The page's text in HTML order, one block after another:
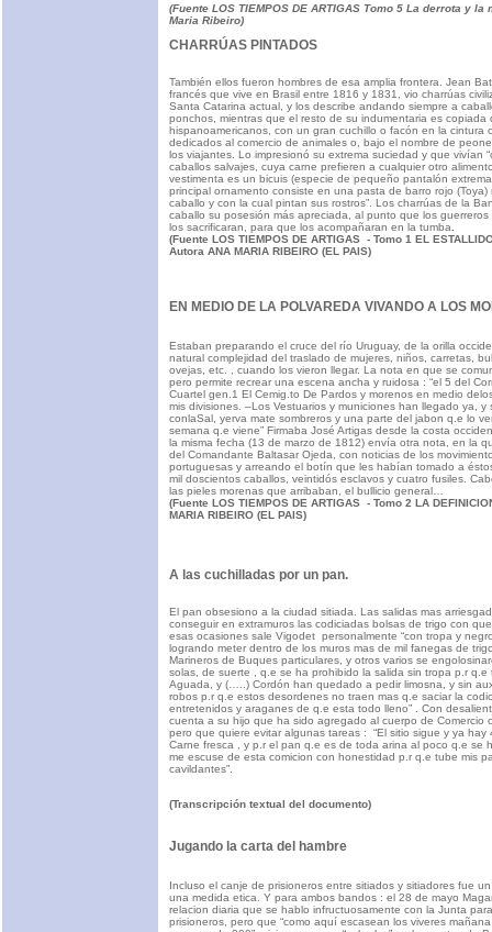
(Fuente LOS TIEMPOS DE ARTIGAS Tomo 5 La derrota y la
Maria Ribeiro)
CHARRÚAS PINTADOS
También ellos fueron hombres de esa amplia frontera. Jean
francés que vive en Brasil entre 1816 y 1831, vio charrúas
Santa Catarina actual, y los describe andando siempre a
ponchos, mientras que el resto de su indumentaria es copiada
hispanoamericanos, con un gran cuchillo o facón en la cintura
dedicados al comercio de animales o, bajo el nombre de
los viajantes. Lo impresionó su extrema suciedad y que vivían
caballos salvajes, cuya carne prefieren a cualquier otro
vestimenta es un bicuis (especie de pequeño pantalón
principal ornamento consiste en una pasta de barro rojo
caballo y con la cual pintan sus rostros”. Los charrúas de la
caballo su posesión más apreciada, al punto que los
los sacrificaran, para que los acompañaran en la tumba
(Fuente LOS TIEMPOS DE ARTIGAS - Tomo 1 EL
Autora ANA MARIA RIBEIRO (EL PAIS)
EN MEDIO DE LA POLVAREDA VIVANDO A LOS
Estaban preparando el cruce del río Uruguay, de la orilla
natural complejidad del traslado de mujeres, niños, carretas,
ovejas, etc. , cuando los vieron llegar. La nota en que se
pero permite recrear una escena ancha y ruidosa : “el 5 del
Cuartel gen.1 El Cemig.to De Pardos y morenos en medio
mis divisiones. –Los Vestuarios y municiones han llegado ya, y
conlaSal, yerva mate sombreros y una parte del jabon q.e lo
semana q.e viene” Firmaba José Artigas desde la costa
la misma fecha (13 de marzo de 1812) envía otra nota, en la
del Comandante Baltasar Ojeda, con noticias de los
portuguesas y arreando el botín que les habían tomado a
mil doscientos caballos, veintidós esclavos y cuatro fusiles.
las pieles morenas que arribaban, el bullicio general…
(Fuente LOS TIEMPOS DE ARTIGAS - Tomo 2 LA
MARIA RIBEIRO (EL PAIS)
A las cuchilladas por un pan.
El pan obsesiono a la ciudad sitiada. Las salidas mas
conseguir en extramuros las codiciadas bolsas de trigo con
esas ocasiones sale Vigodet personalmente “con tropa y
logrando meter dentro de los muros mas de mil fanegas de
Marineros de Buques particulares, y otros varios se
solas, de suerte , q.e se ha prohibido la salida sin tropa p.r q.e
Aguada, y (…..) Cordón han quedado a pedir limosna, y sin
robos p.r q.e estos desordenes no traen mas q.e saciar la
entretenidos y araganes de q.e esta todo lleno” . Con
cuenta a su hijo que ha sido agregado al cuerpo de Comercio
pero que quiere evitar algunas tareas : “El sitio sigue y ya hay
Carne fresca , y p.r el pan q.e es de toda arina al poco q.e se
me escuse de esta comicion con honestidad p.r q.e tube mis
cavildantes”.
(Transcripción textual del documento)
Jugando la carta del hambre
Incluso el canje de prisioneros entre sitiados y sitiadores fue
una medida etica. Y para ambos bandos : el 28 de mayo
relacion diaria que se hablo infructuosamente con la Junta
prisioneros, pero que “como aquí escasean los viveres